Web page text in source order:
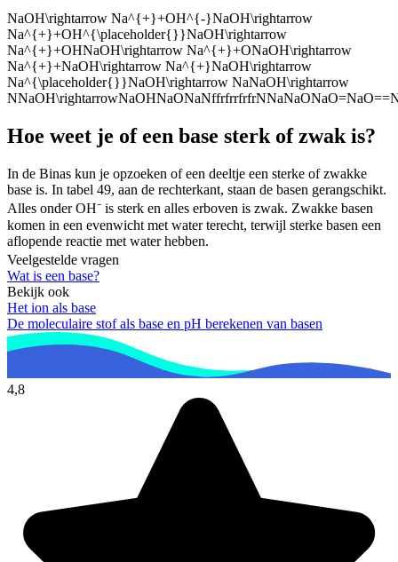
NaOH\rightarrow Na^{+}+OH^{-}NaOH\rightarrow
Na^{+}+OH^{\placeholder{}}NaOH\rightarrow
Na^{+}+OHNaOH\rightarrow Na^{+}+ONaOH\rightarrow
Na^{+}+NaOH\rightarrow Na^{+}NaOH\rightarrow
Na^{\placeholder{}}NaOH\rightarrow NaNaOH\rightarrow
Hoe weet je of een base sterk of zwak is?
In de Binas kun je opzoeken of een deeltje een sterke of zwakke
base is. In tabel 49, aan de rechterkant, staan de basen gerangschikt.
Alles onder OH⁻ is sterk en alles erboven is zwak. Zwakke basen
komen in een evenwicht met water terecht, terwijl sterke basen een
aflopende reactie met water hebben.
Veelgestelde vragen
Wat is een base?
Bekijk ook
Het ion als base
De moleculaire stof als base en pH berekenen van basen
4,8